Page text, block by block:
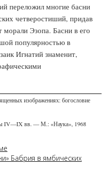
переложил многие басни
четверостиший, придав
Эзопа. Басни в его
популярностью в
Игнатий знаменит,
изображениях: богословие
IV—IX вв. — М.: «Наука», 1968
Бабрия в ямбических